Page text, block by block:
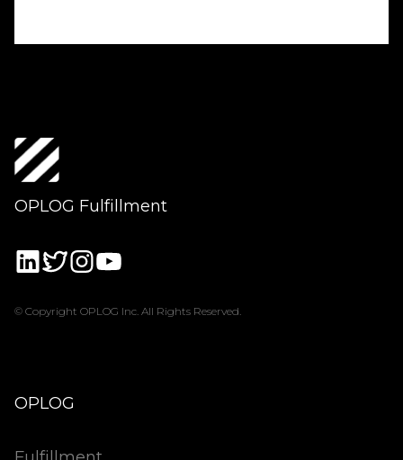
OPLOG Fulfillment
© Copyright OPLOG Inc. All Rights Reserved.
OPLOG